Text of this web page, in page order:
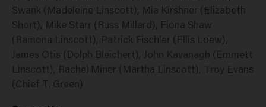
Swank (Madeleine Linscott), Mia Kirshner (Elizabeth
Short), Mike Starr (Russ Millard), Fiona Shaw
(Ramona Linscott), Patrick Fischler (Ellis Loew),
James Otis (Dolph Bleichert), John Kavanagh (Emmett
Linscott), Rachel Miner (Martha Linscott), Troy Evans
(Chief T. Green)